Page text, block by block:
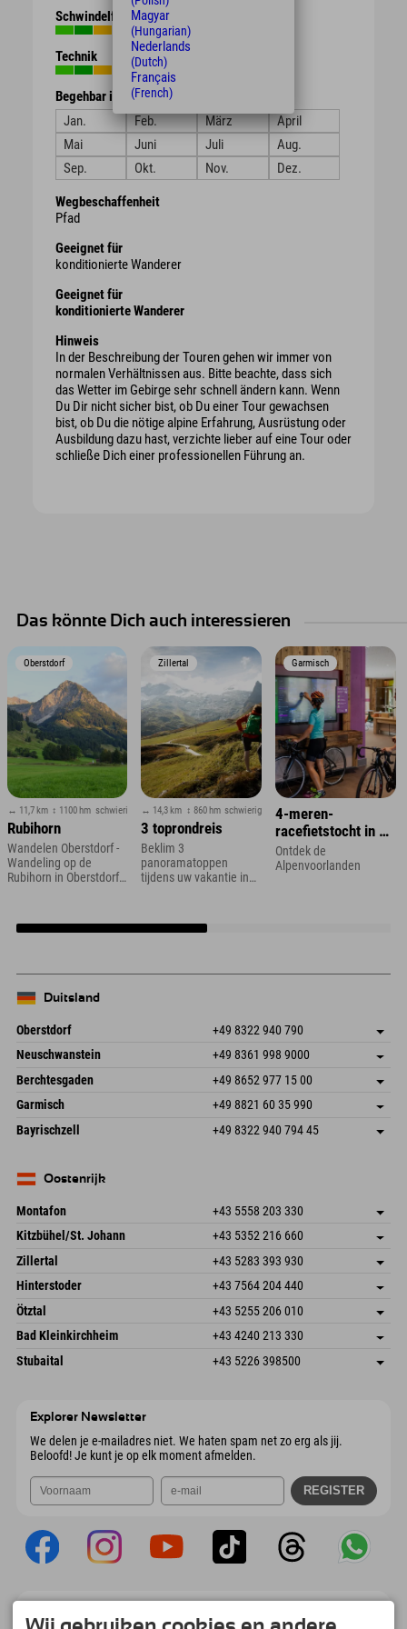
Schwindelfreiheit
Technik
Begehbar in den Monaten
Jan.
Feb. März
April
Mai
Juni Juli
Aug.
Sep.
Okt. Nov. Dez.
Wegbeschaffenheit
Pfad
Geeignet für
konditionierte Wanderer
Geeignet für
konditionierte Wanderer
Hinweis
In der Beschreibung der Touren gehen wir immer von
normalen Verhältnissen aus. Bitte beachte, dass sich
das Wetter im Gebirge sehr schnell ändern kann. Wenn
Du Dir nicht sicher bist, ob Du einer Tour gewachsen
bist, ob Du die nötige alpine Erfahrung, Ausrüstung oder
Ausbildung dazu hast, verzichte lieber auf eine Tour oder
schließe Dich einer professionellen Führung an.
Das könnte Dich auch interessieren
Oberstdorf
↔ 11,7 km ↕ 1100 hm schwierig
Rubihorn
Wandelen Oberstdorf -
Wandeling op de
Rubihorn in Oberstdorf
Zillertal
↔ 14,3 km ↕ 860 hm schwierig
3 toprondreis
Beklim 3
panoramatoppen
tijdens uw vakantie in
Garmisch
4-meren-
racefietstocht in de
Zugspitze-regio
Ontdek de
Alpenvoorlanden
Duitsland
Oberstdorf +49 8322 940 790
An der Breitach 3
Duitsland
Adres opslaan
Booking
Neuschwanstein +49 8361 998 9000
An der Riese 45
87484 Nesselwang im Allgäu
Duitsland
Adres opslaan
Booking
Berchtesgaden +49 8652 977 15 00
Hofreitstr. 7
Duitsland
Adres opslaan
Booking
Garmisch +49 8821 60 35 990
Frickenstraße 22
82490 Farchant
Adres opslaan
Bayrischzell +49 8322 940 794 45
Duitsland
Oostenrijk
Montafon +43 5558 203 330
Dorfstr. 127b
6793 Gaschurn/Montafon
Oostenrijk
Adres opslaan
Booking
Kitzbühel/St. Johann +43 5352 216 660
Speckbacherstraße 87
Oostenrijk
Adres opslaan
Booking
Zillertal +43 5283 393 930
Schmiedau 2
Oostenrijk
Adres opslaan
Booking
Hinterstoder +43 7564 204 440
Freizeitpark 10
Oostenrijk
Adres opslaan
Booking
Ötztal +43 5255 206 010
Gscheat 14
Oostenrijk
Adres opslaan
Booking
Bad Kleinkirchheim +43 4240 213 330
Dorfstraße 24
Adres opslaan
Stubaital +43 5226 398500
Explorer Newsletter
We delen je e-mailadres niet. We haten spam net zo erg als jij.
Beloofd! Je kunt je op elk moment afmelden.
Magyar
(Hungarian)
Nederlands
(Dutch)
Français
(French)